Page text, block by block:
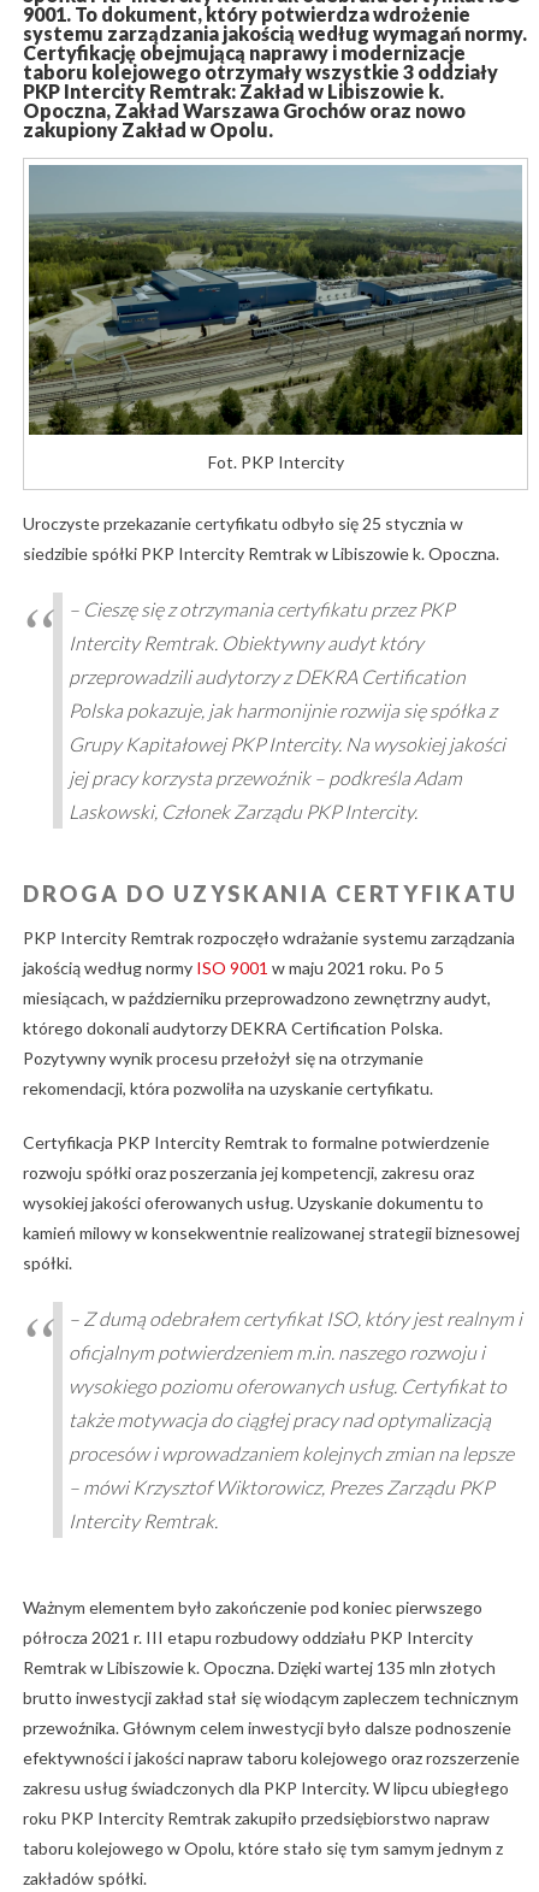
9001. To dokument, który potwierdza wdrożenie
systemu zarządzania jakością według wymagań normy.
Certyfikację obejmującą naprawy i modernizacje
taboru kolejowego otrzymały wszystkie 3 oddziały
PKP Intercity Remtrak: Zakład w Libiszowie k.
Opoczna, Zakład Warszawa Grochów oraz nowo
zakupiony Zakład w Opolu.
Fot. PKP Intercity
Uroczyste przekazanie certyfikatu odbyło się 25 stycznia w
siedzibie spółki PKP Intercity Remtrak w Libiszowie k. Opoczna.
– Cieszę się z otrzymania certyfikatu przez PKP
Intercity Remtrak. Obiektywny audyt który
przeprowadzili audytorzy z DEKRA Certification
Polska pokazuje, jak harmonijnie rozwija się spółka z
Grupy Kapitałowej PKP Intercity. Na wysokiej jakości
jej pracy korzysta przewoźnik – podkreśla Adam
Laskowski, Członek Zarządu PKP Intercity.
DROGA DO UZYSKANIA CERTYFIKATU
PKP Intercity Remtrak rozpoczęło wdrażanie systemu zarządzania
jakością według normy ISO 9001 w maju 2021 roku. Po 5
miesiącach, w październiku przeprowadzono zewnętrzny audyt,
którego dokonali audytorzy DEKRA Certification Polska.
Pozytywny wynik procesu przełożył się na otrzymanie
rekomendacji, która pozwoliła na uzyskanie certyfikatu.
Certyfikacja PKP Intercity Remtrak to formalne potwierdzenie
rozwoju spółki oraz poszerzania jej kompetencji, zakresu oraz
wysokiej jakości oferowanych usług. Uzyskanie dokumentu to
kamień milowy w konsekwentnie realizowanej strategii biznesowej
spółki.
– Z dumą odebrałem certyfikat ISO, który jest realnym i
oficjalnym potwierdzeniem m.in. naszego rozwoju i
wysokiego poziomu oferowanych usług. Certyfikat to
także motywacja do ciągłej pracy nad optymalizacją
procesów i wprowadzaniem kolejnych zmian na lepsze
­– mówi Krzysztof Wiktorowicz, Prezes Zarządu PKP
Intercity Remtrak.
Ważnym elementem było zakończenie pod koniec pierwszego
półrocza 2021 r. III etapu rozbudowy oddziału PKP Intercity
Remtrak w Libiszowie k. Opoczna. Dzięki wartej 135 mln złotych
brutto inwestycji zakład stał się wiodącym zapleczem technicznym
przewoźnika. Głównym celem inwestycji było dalsze podnoszenie
efektywności i jakości napraw taboru kolejowego oraz rozszerzenie
zakresu usług świadczonych dla PKP Intercity. W lipcu ubiegłego
roku PKP Intercity Remtrak zakupiło przedsiębiorstwo napraw
taboru kolejowego w Opolu, które stało się tym samym jednym z
zakładów spółki.